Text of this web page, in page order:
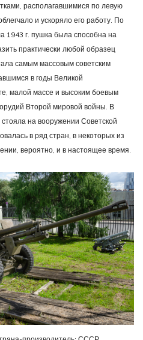
располагавшимися по левую
и ускоряло его работу. По
1943 г. пушка была способна на
практически любой образец
самым массовым советским
в годы Великой
малой массе и высоким боевым
Второй мировой войны. В
на вооружении Советской
в ряд стран, в некоторых из
вероятно, и в настоящее время.